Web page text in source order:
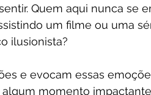
Quem aqui nunca se
um filme ou uma
ilusionista?
e evocam essas
momento